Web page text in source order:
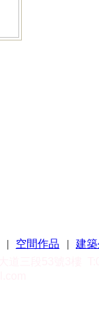
| 空間作品 |
建